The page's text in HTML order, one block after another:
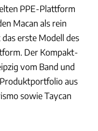
PPE-Plattform
Macan als rein
erste Modell des
Der Kompakt-
vom Band und
aus
sowie Taycan